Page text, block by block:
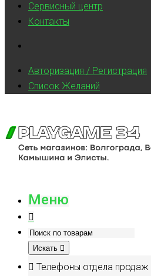
Сервисный центр
Контакты
Авторизация / Регистрация
Список Желаний
Меню
Искать
Телефоны отдела продаж